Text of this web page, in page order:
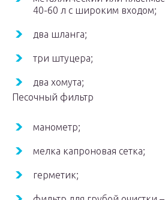
40-60 л с широким входом;
два шланга;
три штуцера;
два хомута;
Песочный фильтр
манометр;
мелка капроновая сетка;
герметик;